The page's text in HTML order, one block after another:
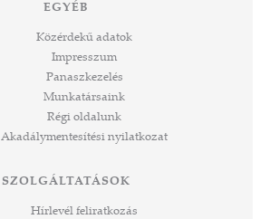
EGYÉB
Közérdekű adatok
Impresszum
Panaszkezelés
Munkatársaink
Régi oldalunk
Akadálymentesítési nyilatkozat
SZOLGÁLTATÁSOK
Hírlevél feliratkozás